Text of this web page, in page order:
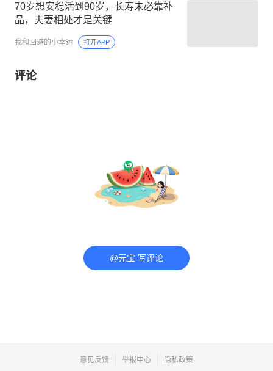
70岁想安稳活到90岁，长寿未必靠补
品，夫妻相处才是关键
我和回避的小幸运 打开APP
评论
@元宝 写评论
意见反馈 举报中心 隐私政策